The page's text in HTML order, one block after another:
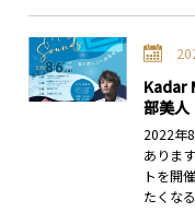
Kadar
部美人
2022年
ありま
トを開
たくな